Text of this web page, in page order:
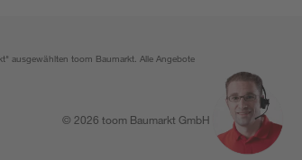
ausgewählten toom Baumarkt. Alle Angebote
© 2026 toom Baumarkt GmbH